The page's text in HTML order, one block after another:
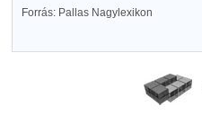
Forrás: Pallas Nagylexikon